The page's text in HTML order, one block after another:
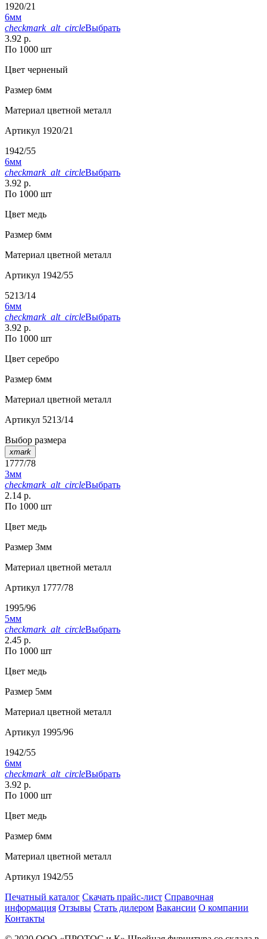
1920/21
6мм
checkmark_alt_circleВыбрать
3.92 р.
По 1000 шт
Цвет черненый
Размер 6мм
Материал цветной металл
Артикул 1920/21
1942/55
6мм
checkmark_alt_circleВыбрать
3.92 р.
По 1000 шт
Цвет медь
Размер 6мм
Материал цветной металл
Артикул 1942/55
5213/14
6мм
checkmark_alt_circleВыбрать
3.92 р.
По 1000 шт
Цвет серебро
Размер 6мм
Материал цветной металл
Артикул 5213/14
Выбор размера
xmark
1777/78
3мм
checkmark_alt_circleВыбрать
2.14 р.
По 1000 шт
Цвет медь
Размер 3мм
Материал цветной металл
Артикул 1777/78
1995/96
5мм
checkmark_alt_circleВыбрать
2.45 р.
По 1000 шт
Цвет медь
Размер 5мм
Материал цветной металл
Артикул 1995/96
1942/55
6мм
checkmark_alt_circleВыбрать
3.92 р.
По 1000 шт
Цвет медь
Размер 6мм
Материал цветной металл
Артикул 1942/55
Печатный каталог Скачать прайс-лист Справочная
информация Отзывы Стать дилером Вакансии О компании
Контакты